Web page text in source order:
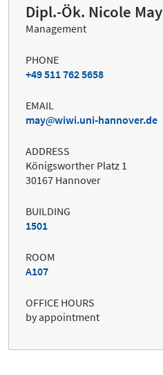
Dipl.-Ök. Nicole May
Management
PHONE
+49 511 762 5658
EMAIL
may
wiwi.uni-hannover.de
ADDRESS
Königsworther Platz 1
30167 Hannover
BUILDING
1501
ROOM
A107
OFFICE HOURS
by appointment